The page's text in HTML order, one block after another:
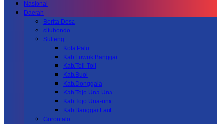
Nasional
Daerah
Berita Desa
situbondo
Sulteng
Kota Palu
Kab.Luwuk Banggai
Kab.Toli-Toli
Kab.Buol
Kab.Donggala
Kab Tojo Una Una
Kab.Tojo Una-una
Kab.Banggai Laut
Gorontalo